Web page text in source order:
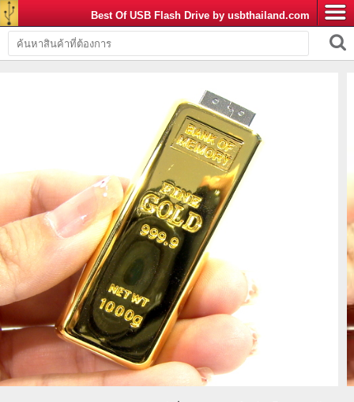
Best Of USB Flash Drive by usbthailand.com